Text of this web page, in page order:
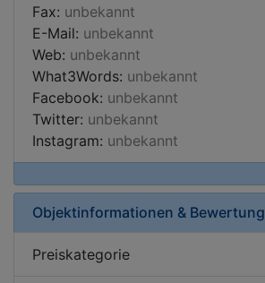
Fax: unbekannt
E-Mail: unbekannt
Web: unbekannt
What3Words: unbekannt
Facebook: unbekannt
Twitter: unbekannt
Instagram: unbekannt
Objektinformationen & Bewertung
Preiskategorie